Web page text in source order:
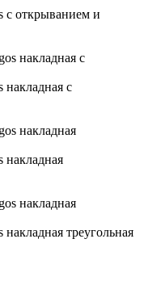
с открыванием и
накладная с
накладная
треугольная